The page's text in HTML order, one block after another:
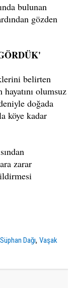
bulunan
gözden
belirten
hayatını olumsuz
doğada
köye kadar
zarar
Süphan Dağı,Vaşak